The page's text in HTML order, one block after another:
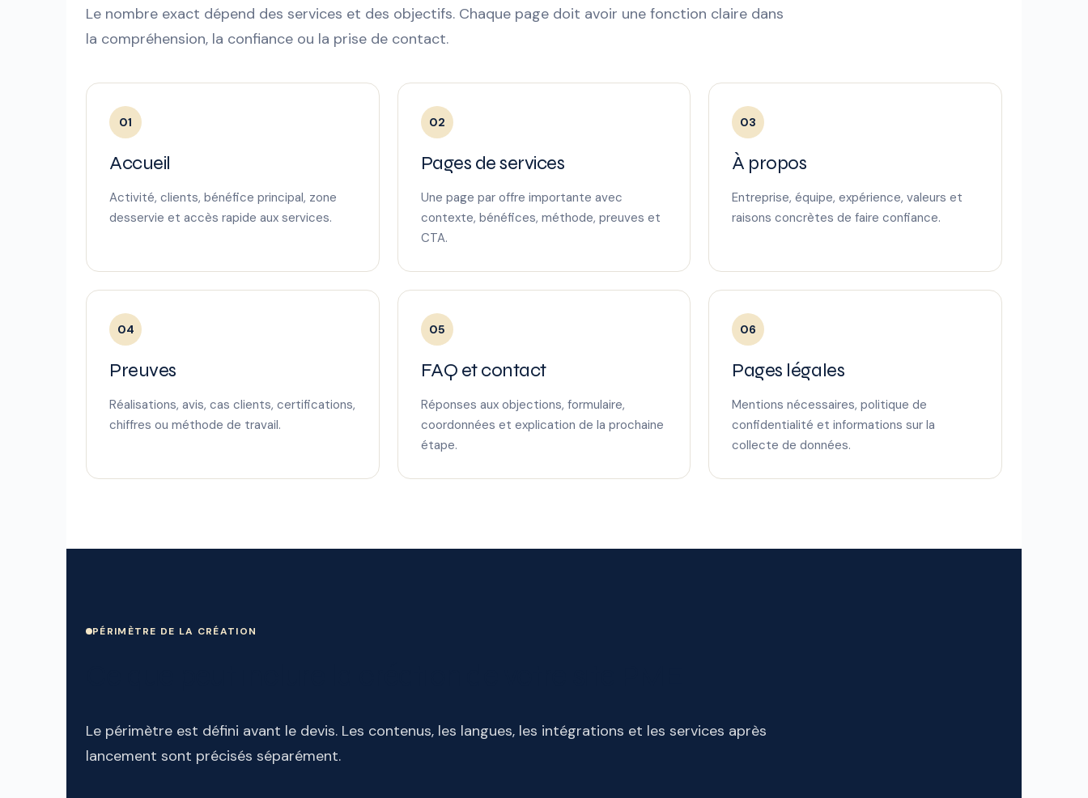
Le nombre exact dépend des services et des objectifs. Chaque page doit avoir une fonction claire dans
la compréhension, la confiance ou la prise de contact.
01
Accueil
Activité, clients, bénéfice principal, zone
desservie et accès rapide aux services.
02
Pages de services
Une page par offre importante avec
contexte, bénéfices, méthode, preuves et
CTA.
03
À propos
Entreprise, équipe, expérience, valeurs et
raisons concrètes de faire confiance.
04
Preuves
Réalisations, avis, cas clients, certifications,
chiffres ou méthode de travail.
05
FAQ et contact
Réponses aux objections, formulaire,
coordonnées et explication de la prochaine
étape.
06
Pages légales
Mentions nécessaires, politique de
confidentialité et informations sur la
collecte de données.
PÉRIMÈTRE DE LA CRÉATION
Le périmètre est défini avant le devis. Les contenus, les langues, les intégrations et les services après
lancement sont précisés séparément.